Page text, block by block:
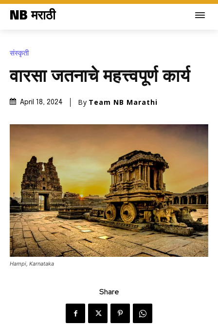
NB मराठी
संस्कृती
वारसा जतनाचे महत्त्वपूर्ण कार्य
April 18, 2024 By Team NB Marathi
Hampi, Karnataka
Share